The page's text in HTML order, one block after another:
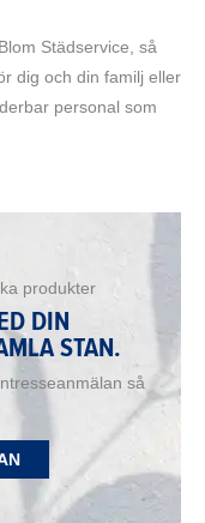
Städservice, så
dig och din familj eller
personal som
produkter
DIN
STAN.
så